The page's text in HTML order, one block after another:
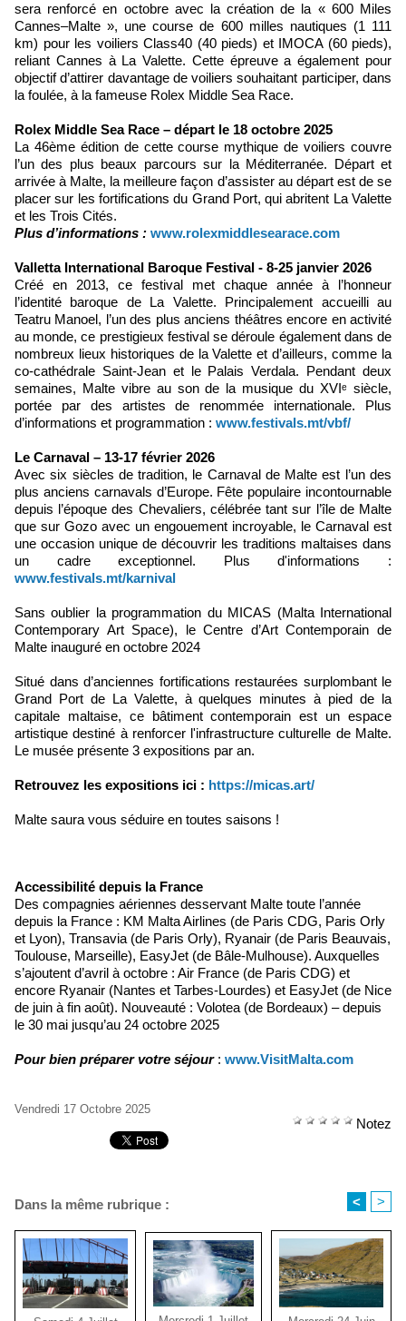
sera renforcé en octobre avec la création de la « 600 Miles
Cannes–Malte », une course de 600 milles nautiques (1 111
km) pour les voiliers Class40 (40 pieds) et IMOCA (60 pieds),
reliant Cannes à La Valette. Cette épreuve a également pour
objectif d’attirer davantage de voiliers souhaitant participer, dans
la foulée, à la fameuse Rolex Middle Sea Race.
Rolex Middle Sea Race – départ le 18 octobre 2025
La 46ème édition de cette course mythique de voiliers couvre
l’un des plus beaux parcours sur la Méditerranée. Départ et
arrivée à Malte, la meilleure façon d’assister au départ est de se
placer sur les fortifications du Grand Port, qui abritent La Valette
et les Trois Cités.
Plus d’informations : www.rolexmiddlesearace.com
Valletta International Baroque Festival - 8-25 janvier 2026
Créé en 2013, ce festival met chaque année à l’honneur
l’identité baroque de La Valette. Principalement accueilli au
Teatru Manoel, l’un des plus anciens théâtres encore en activité
au monde, ce prestigieux festival se déroule également dans de
nombreux lieux historiques de la Valette et d’ailleurs, comme la
co-cathédrale Saint-Jean et le Palais Verdala. Pendant deux
semaines, Malte vibre au son de la musique du XVIᵉ siècle,
portée par des artistes de renommée internationale. Plus
d’informations et programmation : www.festivals.mt/vbf/
Le Carnaval – 13-17 février 2026
Avec six siècles de tradition, le Carnaval de Malte est l’un des
plus anciens carnavals d’Europe. Fête populaire incontournable
depuis l’époque des Chevaliers, célébrée tant sur l’île de Malte
que sur Gozo avec un engouement incroyable, le Carnaval est
une occasion unique de découvrir les traditions maltaises dans
un cadre exceptionnel. Plus d'informations :
www.festivals.mt/karnival
Sans oublier la programmation du MICAS (Malta International
Contemporary Art Space), le Centre d’Art Contemporain de
Malte inauguré en octobre 2024
Situé dans d’anciennes fortifications restaurées surplombant le
Grand Port de La Valette, à quelques minutes à pied de la
capitale maltaise, ce bâtiment contemporain est un espace
artistique destiné à renforcer l'infrastructure culturelle de Malte.
Le musée présente 3 expositions par an.
Retrouvez les expositions ici : https://micas.art/
Malte saura vous séduire en toutes saisons !
Accessibilité depuis la France
Des compagnies aériennes desservant Malte toute l’année
depuis la France : KM Malta Airlines (de Paris CDG, Paris Orly
et Lyon), Transavia (de Paris Orly), Ryanair (de Paris Beauvais,
Toulouse, Marseille), EasyJet (de Bâle-Mulhouse). Auxquelles
s’ajoutent d’avril à octobre : Air France (de Paris CDG) et
encore Ryanair (Nantes et Tarbes-Lourdes) et EasyJet (de Nice
de juin à fin août). Nouveauté : Volotea (de Bordeaux) – depuis
le 30 mai jusqu’au 24 octobre 2025
Pour bien préparer votre séjour : www.VisitMalta.com
Vendredi 17 Octobre 2025
Notez
Dans la même rubrique : < >